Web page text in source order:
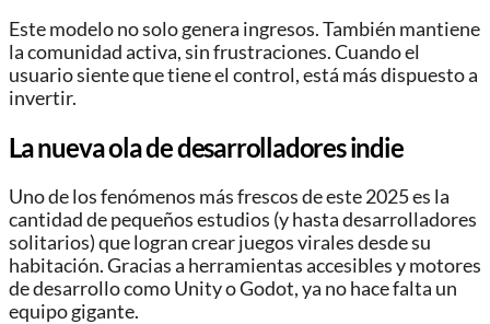
Este modelo no solo genera ingresos. También mantiene
la comunidad activa, sin frustraciones. Cuando el
usuario siente que tiene el control, está más dispuesto a
invertir.
La nueva ola de desarrolladores indie
Uno de los fenómenos más frescos de este 2025 es la
cantidad de pequeños estudios (y hasta desarrolladores
solitarios) que logran crear juegos virales desde su
habitación. Gracias a herramientas accesibles y motores
de desarrollo como Unity o Godot, ya no hace falta un
equipo gigante.